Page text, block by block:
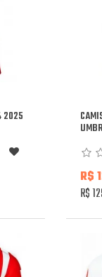
2025
R$
R$